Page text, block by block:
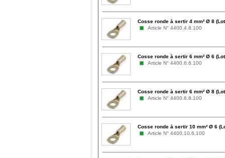
Cosse ronde à sertir 4 mm² Ø 8
Article N° 4400.4.8.100
Cosse ronde à sertir 6 mm² Ø 6
Article N° 4400.6.6.100
Cosse ronde à sertir 6 mm² Ø 8
Article N° 4400.6.8.100
Cosse ronde à sertir 10 mm² Ø 6
Article N° 4400.10.6.100